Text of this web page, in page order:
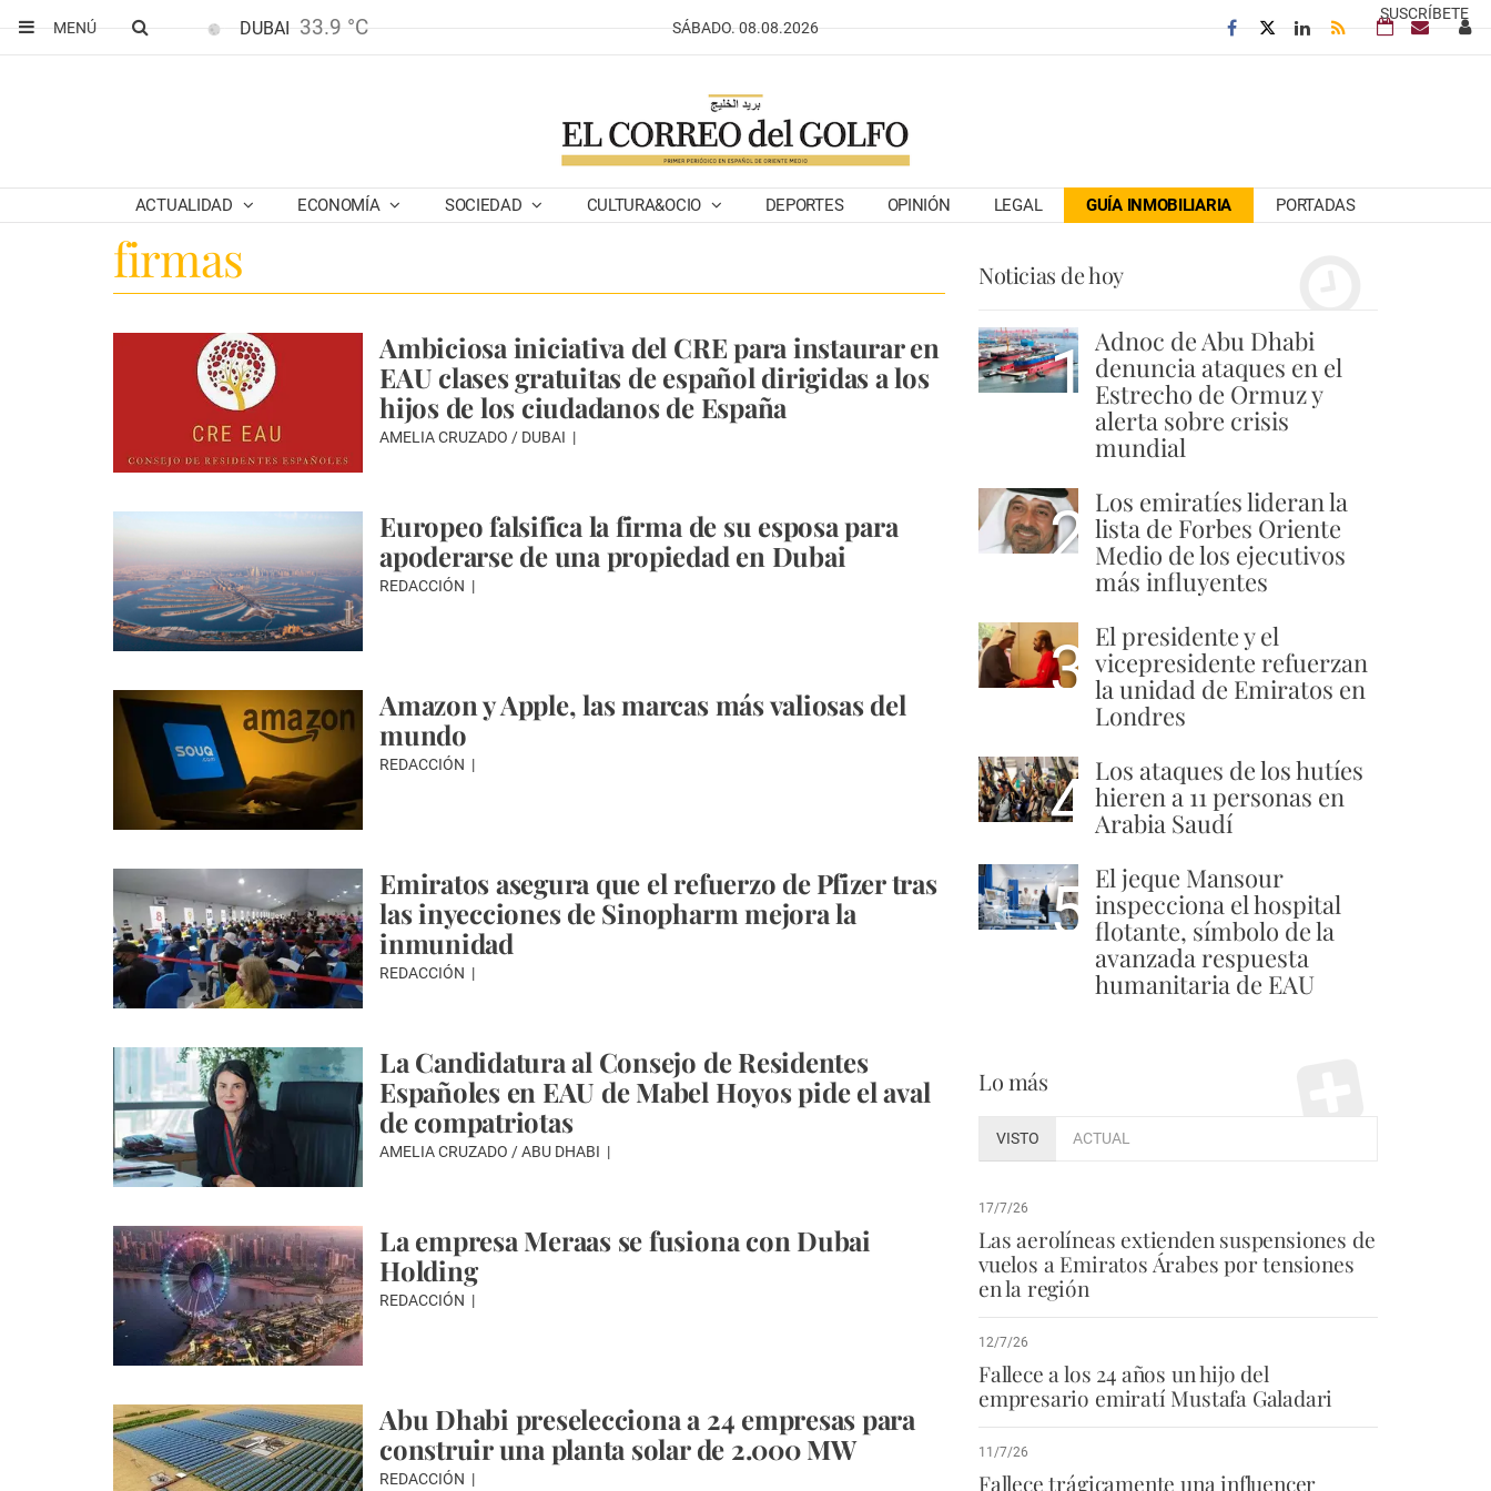
SUSCRÍBETE
MENÚ
DUBAI 33.9 °C SÁBADO. 08.08.2026
ACTUALIDAD ECONOMÍA SOCIEDAD CULTURA&OCIO DEPORTES OPINIÓN LEGAL GUÍA INMOBILIARIA PORTADAS
firmas
Ambiciosa iniciativa del CRE para instaurar en
EAU clases gratuitas de español dirigidas a los
hijos de los ciudadanos de España
AMELIA CRUZADO / DUBAI
Europeo falsifica la firma de su esposa para
apoderarse de una propiedad en Dubai
REDACCIÓN
Amazon y Apple, las marcas más valiosas del
mundo
REDACCIÓN
Emiratos asegura que el refuerzo de Pfizer tras
las inyecciones de Sinopharm mejora la
inmunidad
REDACCIÓN
La Candidatura al Consejo de Residentes
Españoles en EAU de Mabel Hoyos pide el aval
de compatriotas
AMELIA CRUZADO / ABU DHABI
La empresa Meraas se fusiona con Dubai
Holding
REDACCIÓN
Abu Dhabi preselecciona a 24 empresas para
construir una planta solar de 2.000 MW
REDACCIÓN
Noticias de hoy
1 Adnoc de Abu Dhabi
denuncia ataques en el
Estrecho de Ormuz y
alerta sobre crisis
mundial
2 Los emiratíes lideran la
lista de Forbes Oriente
Medio de los ejecutivos
más influyentes
3 El presidente y el
vicepresidente refuerzan
la unidad de Emiratos en
Londres
4 Los ataques de los hutíes
hieren a 11 personas en
Arabia Saudí
5 El jeque Mansour
inspecciona el hospital
flotante, símbolo de la
avanzada respuesta
humanitaria de EAU
Lo más
VISTO ACTUAL
17/7/26
Las aerolíneas extienden suspensiones de
vuelos a Emiratos Árabes por tensiones
en la región
12/7/26
Fallece a los 24 años un hijo del
empresario emiratí Mustafa Galadari
11/7/26
Fallece trágicamente una influencer